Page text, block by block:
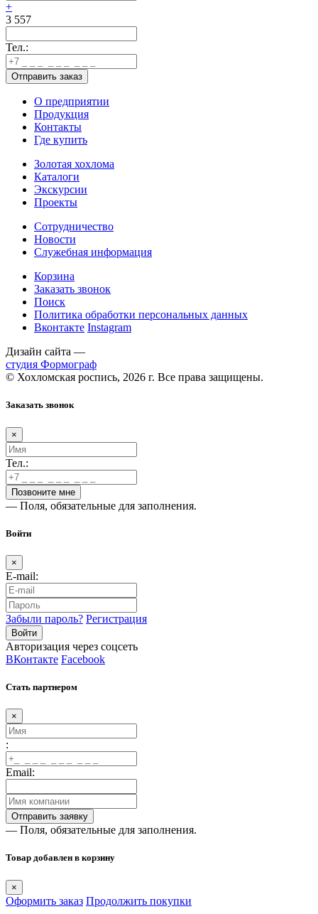
+
3 557
Тел.:
О предприятии
Продукция
Контакты
Где купить
Золотая хохлома
Каталоги
Экскурсии
Проекты
Сотрудничество
Новости
Служебная информация
Корзина
Заказать звонок
Поиск
Политика обработки персональных данных
Вконтакте Instagram
Дизайн сайта —
студия Формограф
© Хохломская роспись, 2026 г. Все права защищены.
Заказать звонок
×
Тел.:
— Поля, обязательные для заполнения.
Войти
×
E-mail:
Забыли пароль? Регистрация
Авторизация через соцсеть
ВКонтакте Facebook
Стать партнером
×
:
Email:
— Поля, обязательные для заполнения.
Товар добавлен в корзину
×
Оформить заказ Продолжить покупки